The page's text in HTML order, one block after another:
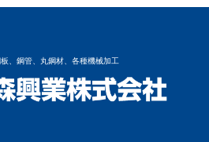
、鋼管、丸鋼材、各種機械加工